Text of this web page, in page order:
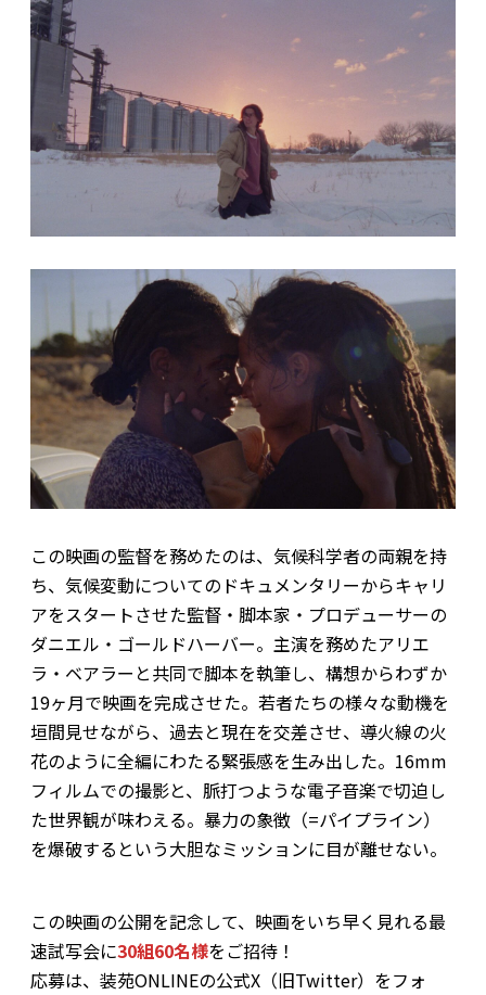
この映画の監督を務めたのは、気候科学者の両親を持
ち、気候変動についてのドキュメンタリーからキャリ
アをスタートさせた監督・脚本家・プロデューサーの
ダニエル・ゴールドハーバー。主演を務めたアリエ
ラ・ベアラーと共同で脚本を執筆し、構想からわずか
19ヶ月で映画を完成させた。若者たちの様々な動機を
垣間見せながら、過去と現在を交差させ、導火線の火
花のように全編にわたる緊張感を生み出した。16mm
フィルムでの撮影と、脈打つような電子音楽で切迫し
た世界観が味わえる。暴力の象徴（=パイプライン）
を爆破するという大胆なミッションに目が離せない。
この映画の公開を記念して、映画をいち早く見れる最
速試写会に30組60名様をご招待！
応募は、装苑ONLINEの公式X（旧Twitter）をフォ